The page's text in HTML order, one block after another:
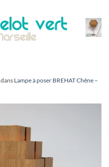
dans Lampe à poser BREHAT Chêne –